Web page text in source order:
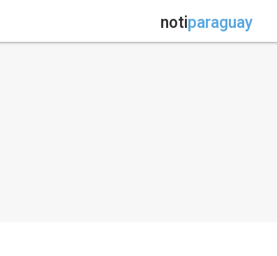
notiparaguay